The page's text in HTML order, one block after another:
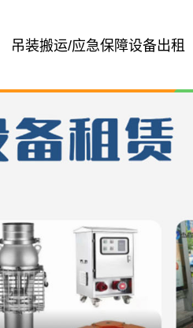
吊装搬运/应急保障设备出租